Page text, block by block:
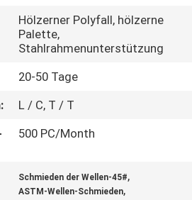
Hölzerner Polyfall, hölzerne
Palette,
Stahlrahmenunterstützung
20-50 Tage
L / C, T / T
500 PC/Month
Schmieden der Wellen-45#,
ASTM-Wellen-Schmieden,